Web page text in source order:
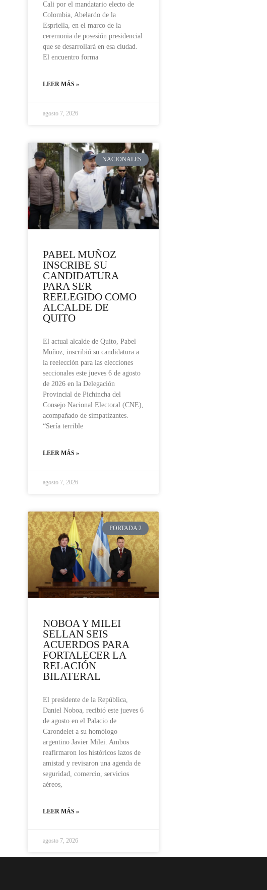
Cali por el mandatario electo de
Colombia, Abelardo de la
Espriella, en el marco de la
ceremonia de posesión presidencial
que se desarrollará en esa ciudad.
El encuentro forma
LEER MÁS »
agosto 7, 2026
NACIONALES
PABEL MUÑOZ
INSCRIBE SU
CANDIDATURA
PARA SER
REELEGIDO COMO
ALCALDE DE
QUITO
El actual alcalde de Quito, Pabel
Muñoz, inscribió su candidatura a
la reelección para las elecciones
seccionales este jueves 6 de agosto
de 2026 en la Delegación
Provincial de Pichincha del
Consejo Nacional Electoral (CNE),
acompañado de simpatizantes.
“Sería terrible
LEER MÁS »
agosto 7, 2026
PORTADA 2
NOBOA Y MILEI
SELLAN SEIS
ACUERDOS PARA
FORTALECER LA
RELACIÓN
BILATERAL
El presidente de la República,
Daniel Noboa, recibió este jueves 6
de agosto en el Palacio de
Carondelet a su homólogo
argentino Javier Milei. Ambos
reafirmaron los históricos lazos de
amistad y revisaron una agenda de
seguridad, comercio, servicios
aéreos,
LEER MÁS »
agosto 7, 2026